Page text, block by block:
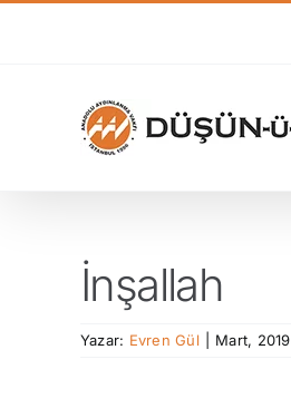
İnşallah
Yazar: Evren Gül Mart, 2019